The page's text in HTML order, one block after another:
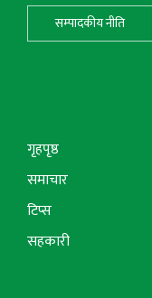
सम्पादकीय नीति
गृहपृष्ठ
समाचार
टिप्स
सहकारी